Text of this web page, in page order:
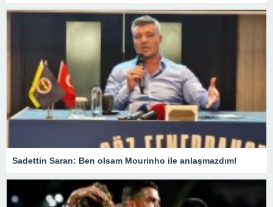
Sadettin Saran: Ben olsam Mourinho ile anlaşmazdım!